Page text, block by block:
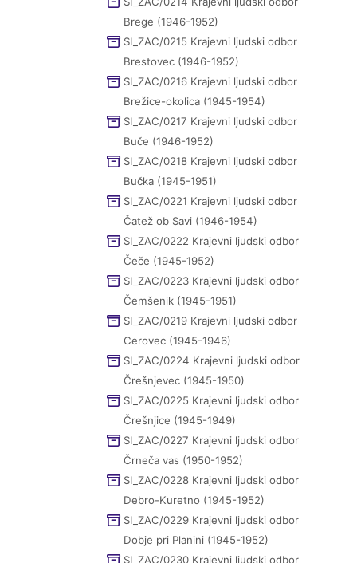
Brege (1946-1952)
SI_ZAC/0215 Krajevni ljudski odbor
Brestovec (1946-1952)
SI_ZAC/0216 Krajevni ljudski odbor
Brežice-okolica (1945-1954)
SI_ZAC/0217 Krajevni ljudski odbor
Buče (1946-1952)
SI_ZAC/0218 Krajevni ljudski odbor
Bučka (1945-1951)
SI_ZAC/0221 Krajevni ljudski odbor
Čatež ob Savi (1946-1954)
SI_ZAC/0222 Krajevni ljudski odbor
Čeče (1945-1952)
SI_ZAC/0223 Krajevni ljudski odbor
Čemšenik (1945-1951)
SI_ZAC/0219 Krajevni ljudski odbor
Cerovec (1945-1946)
SI_ZAC/0224 Krajevni ljudski odbor
Črešnjevec (1945-1950)
SI_ZAC/0225 Krajevni ljudski odbor
Črešnjice (1945-1949)
SI_ZAC/0227 Krajevni ljudski odbor
Črneča vas (1950-1952)
SI_ZAC/0228 Krajevni ljudski odbor
Debro-Kuretno (1945-1952)
SI_ZAC/0229 Krajevni ljudski odbor
Dobje pri Planini (1945-1952)
SI_ZAC/0230 Krajevni ljudski odbor